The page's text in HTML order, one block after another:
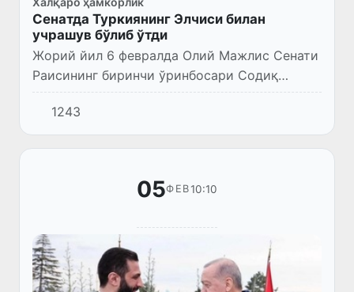
Сенатда Туркиянинг Элчиси билан
учрашув бўлиб ўтди
Жорий йил 6 февралда Олий Мажлис Сенати
Раисининг биринчи ўринбосари Содиқ
Сафоев Туркиянинг Ўзбекистондаги
Фавқулодда ва Мухтор Элчиси Олган
Бекарни қабул қилди.
1243
05ФЕВ10:10